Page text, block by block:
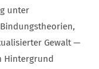
unter
Gewalt —
Hintergrund